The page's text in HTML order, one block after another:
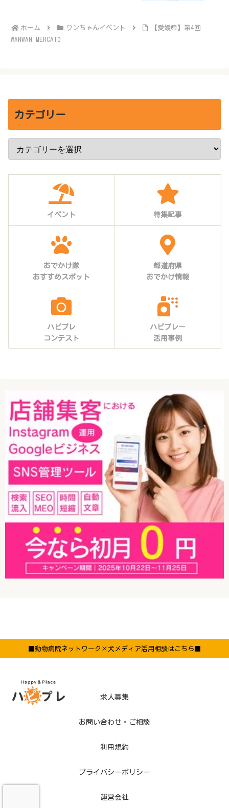
ホーム ワンちゃんイベント
【愛媛県】第4回
WANWAN MERCATO
カテゴリー
イベント 特集記事
おでかけ隊
おすすめスポット
都道府県
おでかけ情報
ハピプレ
コンテスト
ハピプレー
活用事例
■動物病院ネットワーク×犬メディア活用相談はこちら■
求人募集
お問い合わせ・ご相談
利用規約
プライバシーポリシー
運営会社